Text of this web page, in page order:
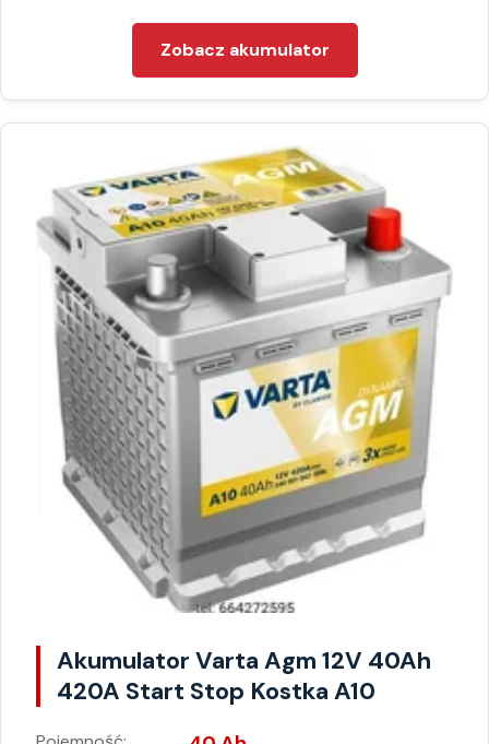
Zobacz akumulator
Akumulator Varta Agm 12V 40Ah
420A Start Stop Kostka A10